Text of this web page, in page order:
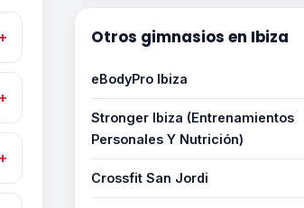
Otros gimnasios en Ibiza
eBodyPro Ibiza
Stronger Ibiza (Entrenamientos
Personales Y Nutrición)
Crossfit San Jordi